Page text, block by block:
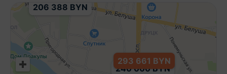
240 000 BYN
206 388 BYN
293 661 BYN